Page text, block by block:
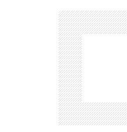
g
e
z
i
n
m
e
s
i